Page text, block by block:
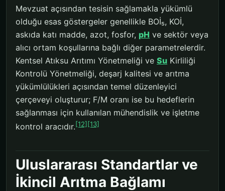
Mevzuat açısından tesisin sağlamakla yükümlü
olduğu esas göstergeler genellikle BOİ₅, KOİ,
askıda katı madde, azot, fosfor, pH ve sektör veya
alıcı ortam koşullarına bağlı diğer parametrelerdir.
Kentsel Atıksu Arıtımı Yönetmeliği ve Su Kirliliği
Kontrolü Yönetmeliği, deşarj kalitesi ve arıtma
yükümlülükleri açısından temel düzenleyici
çerçeveyi oluşturur; F/M oranı ise bu hedeflerin
sağlanması için kullanılan mühendislik ve işletme
kontrol aracıdır.[12] [13]
Uluslararası Standartlar ve
İkincil Arıtma Bağlamı